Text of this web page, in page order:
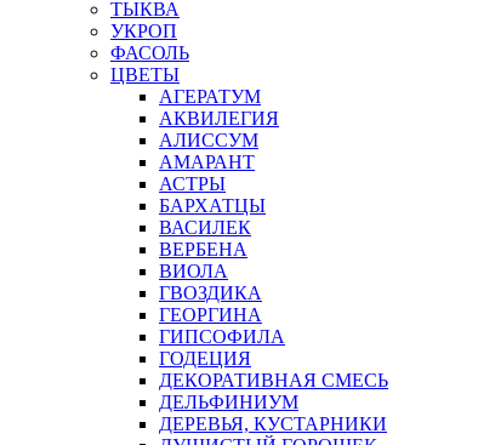
ТЫКВА
УКРОП
ФАСОЛЬ
ЦВЕТЫ
АГЕРАТУМ
АКВИЛЕГИЯ
АЛИССУМ
АМАРАНТ
АСТРЫ
БАРХАТЦЫ
ВАСИЛЕК
ВЕРБЕНА
ВИОЛА
ГВОЗДИКА
ГЕОРГИНА
ГИПСОФИЛА
ГОДЕЦИЯ
ДЕКОРАТИВНАЯ СМЕСЬ
ДЕЛЬФИНИУМ
ДЕРЕВЬЯ, КУСТАРНИКИ